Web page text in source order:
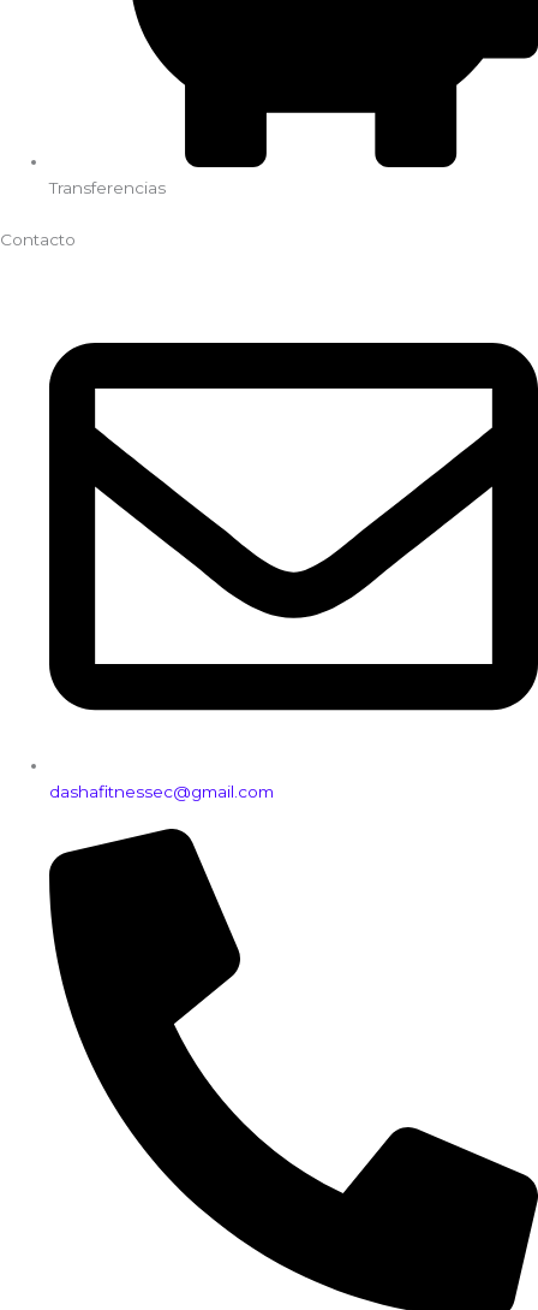
Transferencias
Contacto
dashafitnessec@gmail.com